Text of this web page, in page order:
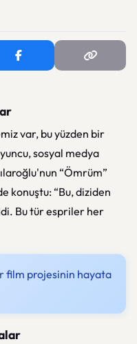
var, bu yüzden bir
sosyal medya
“Ömrüm”
konuştu: “Bu, diziden
Bu tür espriler her
film projesinin hayata